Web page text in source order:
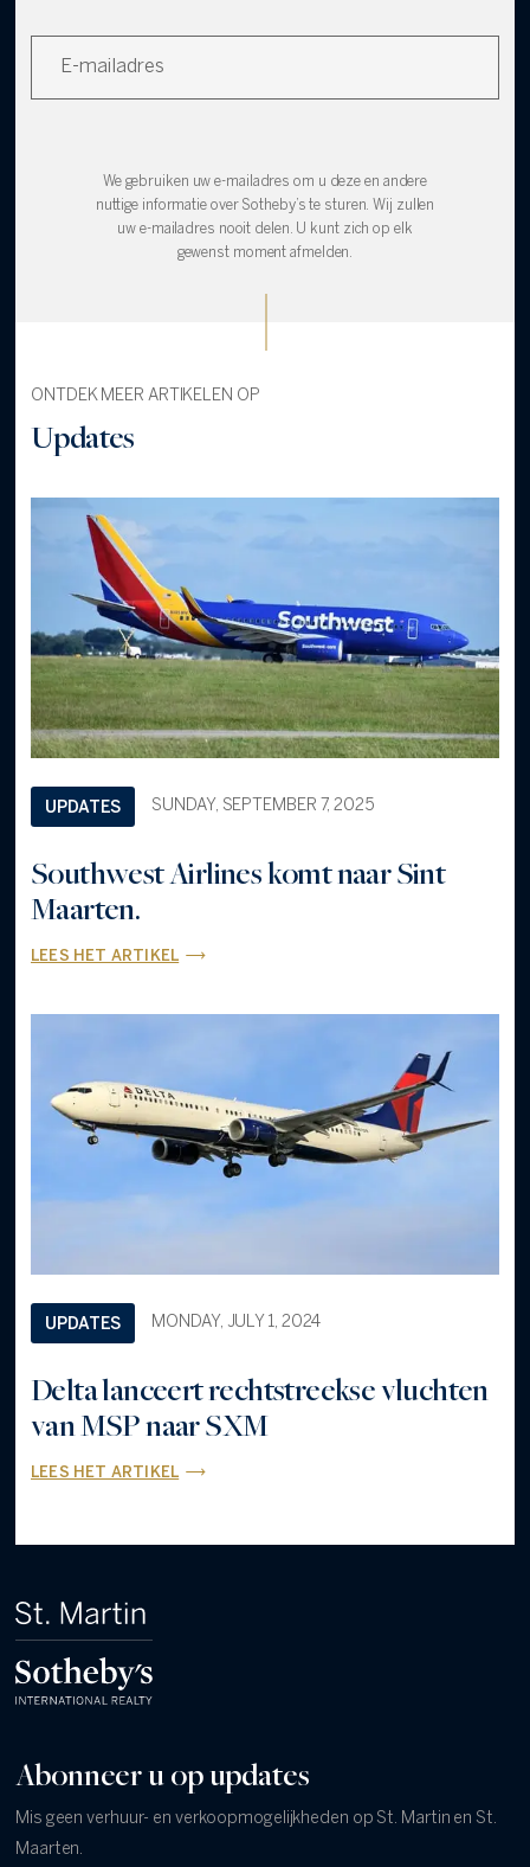
We gebruiken uw e-mailadres om u deze en andere
nuttige informatie over Sotheby’s te sturen. Wij zullen
uw e-mailadres nooit delen. U kunt zich op elk
gewenst moment afmelden.
ONTDEK MEER ARTIKELEN OP
Updates
UPDATES SUNDAY, SEPTEMBER 7, 2025
Southwest Airlines komt naar Sint
Maarten.
LEES HET ARTIKEL
UPDATES MONDAY, JULY 1, 2024
Delta lanceert rechtstreekse vluchten
van MSP naar SXM
LEES HET ARTIKEL
Abonneer u op updates
Mis geen verhuur- en verkoopmogelijkheden op St. Martin en St.
Maarten.